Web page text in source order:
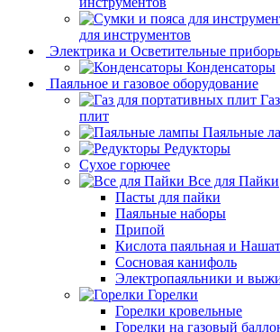
для инструментов
Электрика и Осветительные
Конденсаторы
Паяльное и газовое оборудование
плит
Паяльные
Редукторы
Сухое горючее
Все для Пайки
Пасты для пайки
Паяльные наборы
Припой
Кислота паяльная и
Сосновая канифоль
Электропаяльники и
Горелки
Горелки кровельные
Горелки на газовый